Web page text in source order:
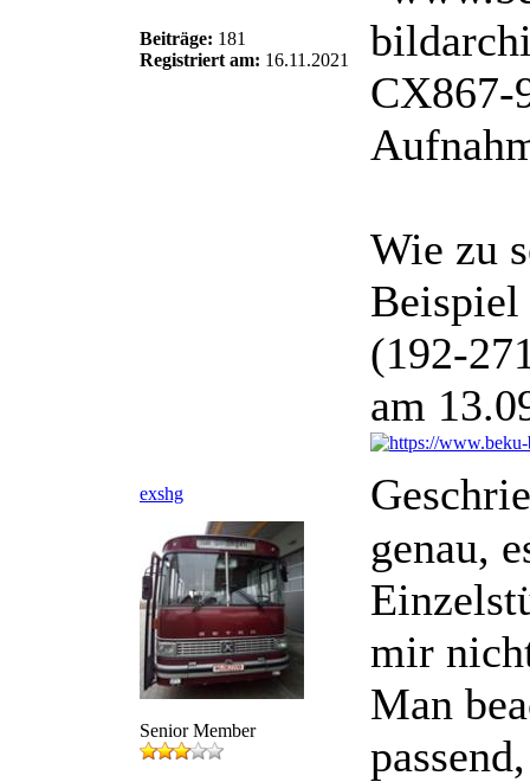
Beiträge: 181
Registriert am: 16.11.2021
Wie zu
Beispiel
(192-
am
exshg
Senior Member
genau,
mir
Man